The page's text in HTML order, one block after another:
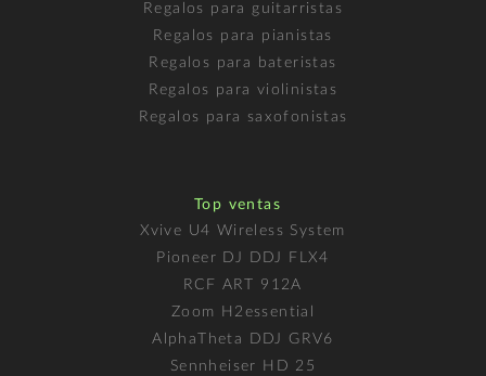
Regalos para guitarristas
Regalos para pianistas
Regalos para bateristas
Regalos para violinistas
Regalos para saxofonistas
Top ventas
Xvive U4 Wireless System
Pioneer DJ DDJ FLX4
RCF ART 912A
Zoom H2essential
AlphaTheta DDJ GRV6
Sennheiser HD 25